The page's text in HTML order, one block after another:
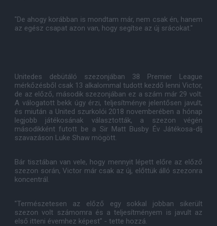
"De ahogy korábban is mondtam már, nem csak én, hanem
az egész csapat azon van, hogy segítse az új srácokat."
Unitedes debütáló szezonjában 38 Premier League
mérkőzésből csak 13 alkalommal tudott kezdő lenni Victor,
de az előző, második szezonjában ez a szám már 29 volt.
A válogatott bekk úgy érzi, teljesítménye jelentősen javult,
és miután a United szurkolói 2018 novemberében a hónap
legjobb játékosának választották, a szezon végén
másodikként futott be a Sir Matt Busby Év Játékosa-díj
szavazáson Luke Shaw mögött.
Bár tisztában van vele, hogy mennyit lépett előre az előző
szezon során, Victor már csak az új, előttük álló szezonra
koncentrál.
"Természetesen az előző egy sokkal jobban sikerült
szezon volt számomra és a teljesítményem is javult az
első itteni évemhez képest" - tette hozzá.